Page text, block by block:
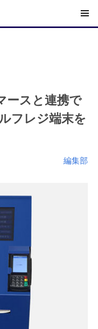
ースと連携で
フレジ端末を
編集部